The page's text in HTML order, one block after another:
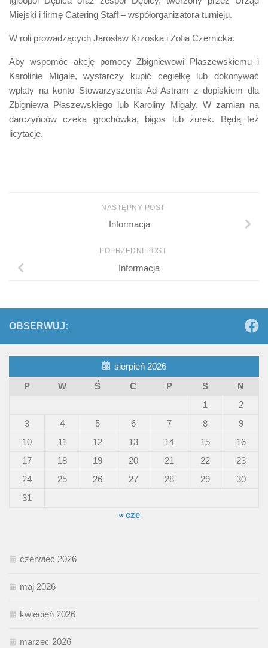
Miejski i firmę Catering Staff – współorganizatora turnieju.
W roli prowadzących Jarosław Krzoska i Zofia Czernicka.
Aby wspomóc akcję pomocy Zbigniewowi Płaszewskiemu i
Karolinie Migale, wystarczy kupić cegiełkę lub dokonywać
wpłaty na konto Stowarzyszenia Ad Astram z dopiskiem dla
Zbigniewa Płaszewskiego lub Karoliny Migały. W zamian na
darczyńców czeka grochówka, bigos lub żurek. Będą też
licytacje.
NASTĘPNY POST
Informacja
POPRZEDNI POST
Informacja
OBSERWUJ:
sierpień 2026
P
W Ś C P S
N
1
2
3
4 5 6 7 8
9
10
11 12 13 14 15
16
17
18 19 20 21 22
23
24
25 26 27 28 29
30
31
« cze
czerwiec 2026
maj 2026
kwiecień 2026
marzec 2026